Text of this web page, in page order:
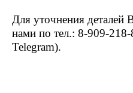
Для уточнения деталей
нами по тел.: 8-909-
Telegram).